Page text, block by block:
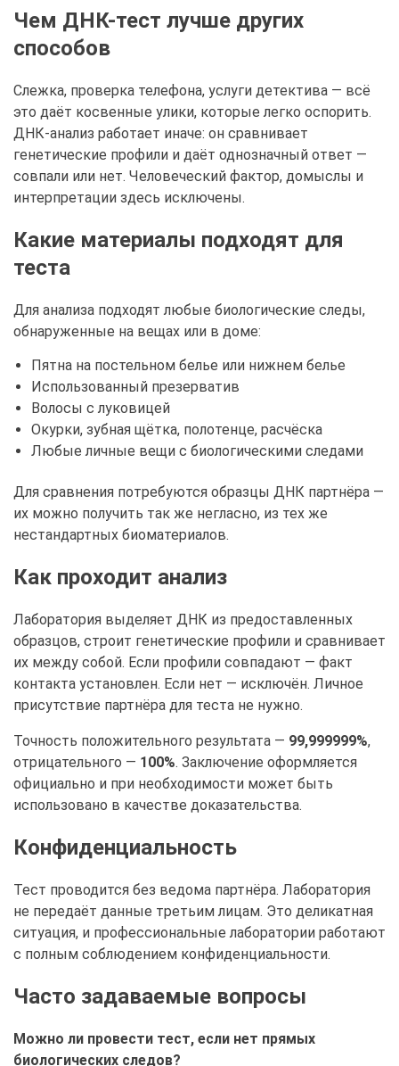
Чем ДНК-тест лучше других
способов
Слежка, проверка телефона, услуги детектива — всё
это даёт косвенные улики, которые легко оспорить.
ДНК-анализ работает иначе: он сравнивает
генетические профили и даёт однозначный ответ —
совпали или нет. Человеческий фактор, домыслы и
интерпретации здесь исключены.
Какие материалы подходят для
теста
Для анализа подходят любые биологические следы,
обнаруженные на вещах или в доме:
Пятна на постельном белье или нижнем белье
Использованный презерватив
Волосы с луковицей
Окурки, зубная щётка, полотенце, расчёска
Любые личные вещи с биологическими следами
Для сравнения потребуются образцы ДНК партнёра —
их можно получить так же негласно, из тех же
нестандартных биоматериалов.
Как проходит анализ
Лаборатория выделяет ДНК из предоставленных
образцов, строит генетические профили и сравнивает
их между собой. Если профили совпадают — факт
контакта установлен. Если нет — исключён. Личное
присутствие партнёра для теста не нужно.
Точность положительного результата — 99,999999%,
отрицательного — 100%. Заключение оформляется
официально и при необходимости может быть
использовано в качестве доказательства.
Конфиденциальность
Тест проводится без ведома партнёра. Лаборатория
не передаёт данные третьим лицам. Это деликатная
ситуация, и профессиональные лаборатории работают
с полным соблюдением конфиденциальности.
Часто задаваемые вопросы
Можно ли провести тест, если нет прямых
биологических следов?